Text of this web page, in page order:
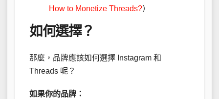
How to Monetize Threads?）
如何選擇？
那麼，品牌應該如何選擇 Instagram 和
Threads 呢？
如果你的品牌：